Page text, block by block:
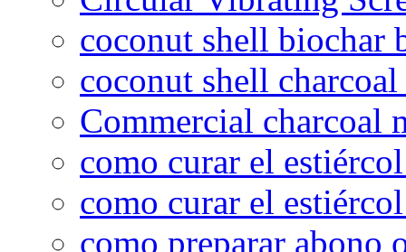
coconut shell biochar
coconut shell
Commercial charcoal
como curar el
como curar el
como preparar abono